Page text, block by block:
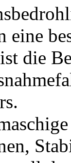
eine
die